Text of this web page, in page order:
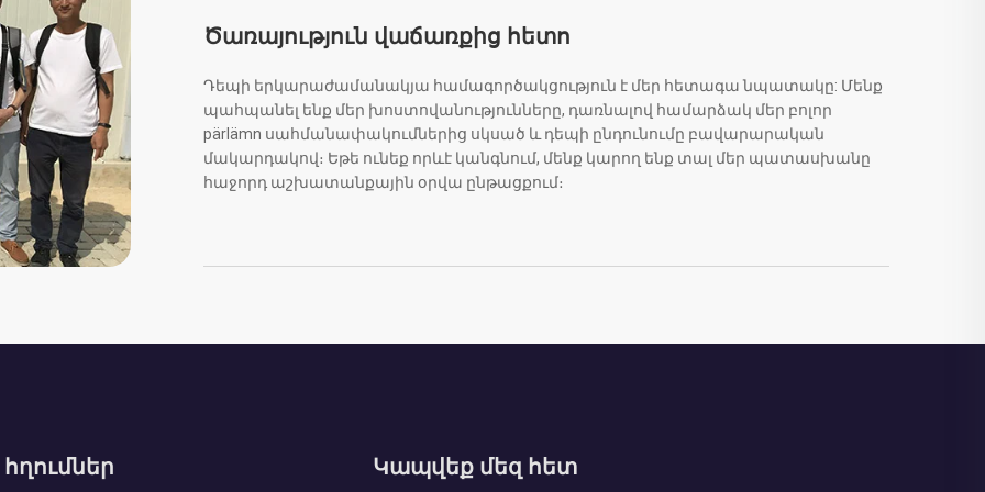
Ծառայություն վաճառքից հետո
Դեպի երկարաժամանակյա համագործակցություն է մեր հետագա նպատակը: Մենք
պահպանել ենք մեր խոստովանությունները, դառնալով համարձակ մեր բոլոր
pärlämn սահմանափակումներից սկսած և դեպի ընդունումը բավարարական
մակարդակով։ Եթե ունեք որևէ կանգնում, մենք կարող ենք տալ մեր պատասխանը
հաջորդ աշխատանքային օրվա ընթացքում։
Կապվեք մեզ հետ